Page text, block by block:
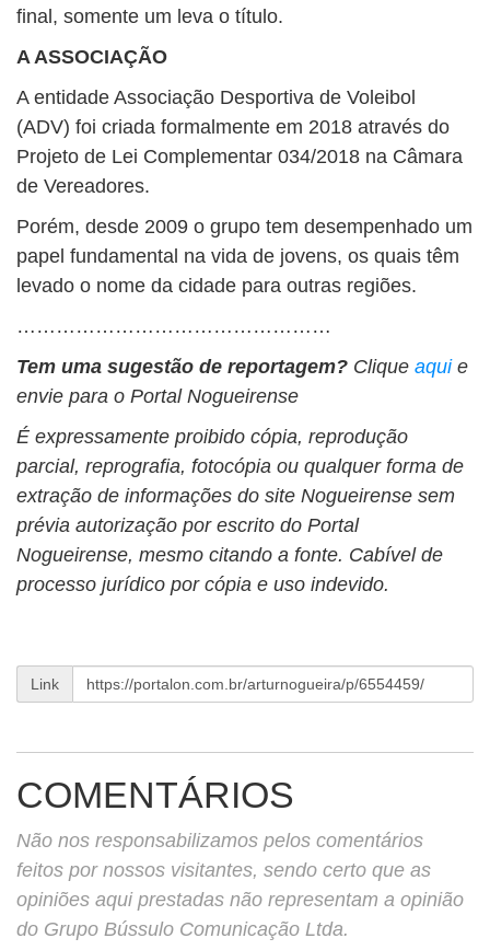
final, somente um leva o título.
A ASSOCIAÇÃO
A entidade Associação Desportiva de Voleibol
(ADV) foi criada formalmente em 2018 através do
Projeto de Lei Complementar 034/2018 na Câmara
de Vereadores.
Porém, desde 2009 o grupo tem desempenhado um
papel fundamental na vida de jovens, os quais têm
levado o nome da cidade para outras regiões.
…………………………………………
Tem uma sugestão de reportagem? Clique aqui e
envie para o Portal Nogueirense
É expressamente proibido cópia, reprodução
parcial, reprografia, fotocópia ou qualquer forma de
extração de informações do site Nogueirense sem
prévia autorização por escrito do Portal
Nogueirense, mesmo citando a fonte. Cabível de
processo jurídico por cópia e uso indevido.
Link
COMENTÁRIOS
Não nos responsabilizamos pelos comentários
feitos por nossos visitantes, sendo certo que as
opiniões aqui prestadas não representam a opinião
do Grupo Bússulo Comunicação Ltda.